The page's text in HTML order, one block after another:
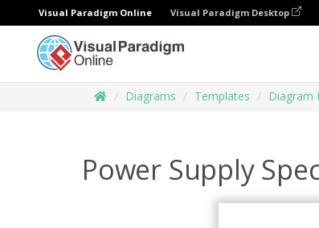
Visual Paradigm Online Visual Paradigm Desktop
Diagrams Templates Diagram
Power Supply